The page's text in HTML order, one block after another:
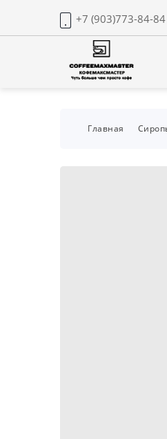
+7 (903)773-84-84
Главная